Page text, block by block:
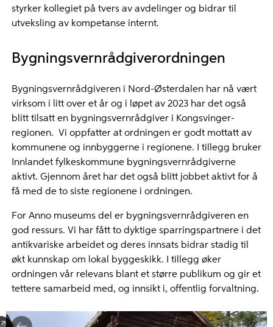
styrker kollegiet på tvers av avdelinger og bidrar til
utveksling av kompetanse internt.
Bygningsvernrådgiverordningen
Bygningsvernrådgiveren i Nord-Østerdalen har nå vært
virksom i litt over et år og i løpet av 2023 har det også
blitt tilsatt en bygningsvernrådgiver i Kongsvinger-
regionen. Vi oppfatter at ordningen er godt mottatt av
kommunene og innbyggerne i regionene. I tillegg bruker
Innlandet fylkeskommune bygningsvernrådgiverne
aktivt. Gjennom året har det også blitt jobbet aktivt for å
få med de to siste regionene i ordningen.
For Anno museums del er bygningsvernrådgiveren en
god ressurs. Vi har fått to dyktige sparringspartnere i det
antikvariske arbeidet og deres innsats bidrar stadig til
økt kunnskap om lokal byggeskikk. I tillegg øker
ordningen vår relevans blant et større publikum og gir et
tettere samarbeid med, og innsikt i, offentlig forvaltning.